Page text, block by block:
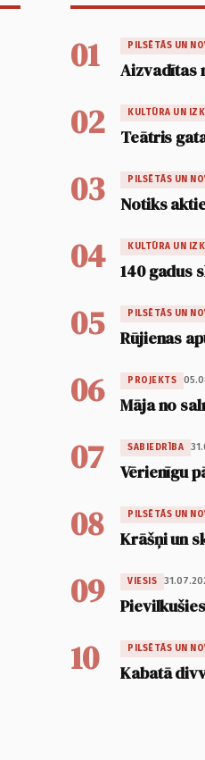
01 PILSĒTĀS UN
Aizvadītas
02 KULTŪRA UN
Teātris
03 PILSĒTĀS UN
Notiks
04 KULTŪRA UN
140 gadus
05 PILSĒTĀS UN
Rūjienas
06 PROJEKTS
Māja no
07 SABIEDRĪBA
Vērienīgu
08 PILSĒTĀS UN
Krāšņi un
09 VIESIS
10 PILSĒTĀS UN
Kabatā